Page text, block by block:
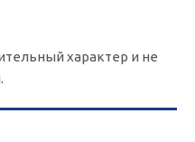
характер и не